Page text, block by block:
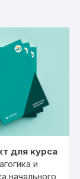
для курса
и
начального